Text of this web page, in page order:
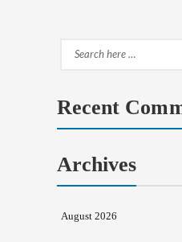
Search
Recent
Archives
August 2026